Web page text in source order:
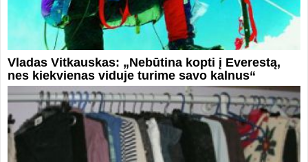
Vladas Vitkauskas: „Nebūtina kopti į Everestą,
nes kiekvienas viduje turime savo kalnus“